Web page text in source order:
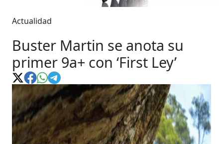
Actualidad
Buster Martin se anota su
primer 9a+ con ‘First Ley’